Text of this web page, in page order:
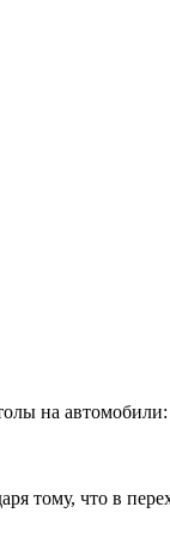
на автомобили:
тому, что в